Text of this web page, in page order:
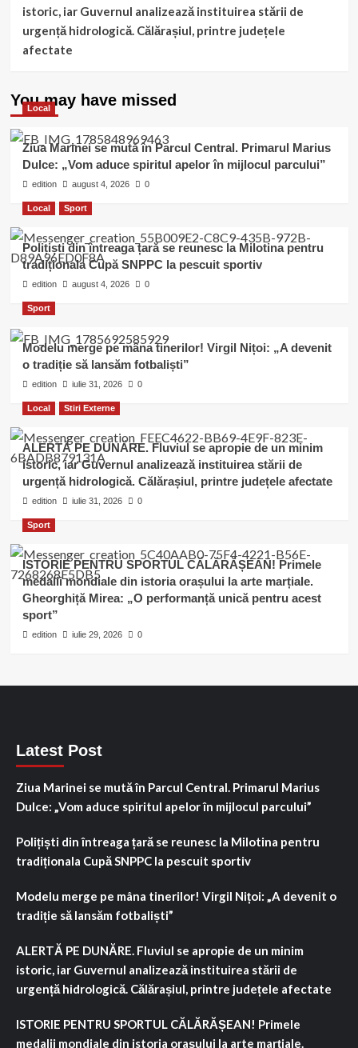
istoric, iar Guvernul analizează instituirea stării de
urgență hidrologică. Călărașiul, printre județele
afectate
You may have missed
Local
Ziua Marinei se mută în Parcul Central. Primarul Marius
Dulce: „Vom aduce spiritul apelor în mijlocul parcului”
edition august 4, 2026 0
Local Sport
Polițiști din întreaga țară se reunesc la Milotina pentru
tradiționala Cupă SNPPC la pescuit sportiv
edition august 4, 2026 0
Sport
Modelu merge pe mâna tinerilor! Virgil Nițoi: „A devenit
o tradiție să lansăm fotbaliști”
edition iulie 31, 2026 0
Local Stiri Externe
ALERTĂ PE DUNĂRE. Fluviul se apropie de un minim
istoric, iar Guvernul analizează instituirea stării de
urgență hidrologică. Călărașiul, printre județele afectate
edition iulie 31, 2026 0
Sport
ISTORIE PENTRU SPORTUL CĂLĂRĂȘEAN! Primele
medalii mondiale din istoria orașului la arte marțiale.
Gheorghiță Mirea: „O performanță unică pentru acest
sport”
edition iulie 29, 2026 0
Latest Post
Ziua Marinei se mută în Parcul Central. Primarul Marius
Dulce: „Vom aduce spiritul apelor în mijlocul parcului”
Polițiști din întreaga țară se reunesc la Milotina pentru
tradiționala Cupă SNPPC la pescuit sportiv
Modelu merge pe mâna tinerilor! Virgil Nițoi: „A devenit o
tradiție să lansăm fotbaliști”
ALERTĂ PE DUNĂRE. Fluviul se apropie de un minim
istoric, iar Guvernul analizează instituirea stării de
urgență hidrologică. Călărașiul, printre județele afectate
ISTORIE PENTRU SPORTUL CĂLĂRĂȘEAN! Primele
medalii mondiale din istoria orașului la arte marțiale.